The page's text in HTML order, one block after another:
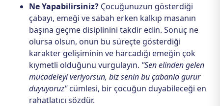
Ne Yapabilirsiniz? Çocuğunuzun gösterdiği
çabayı, emeği ve sabah erken kalkıp masanın
başına geçme disiplinini takdir edin. Sonuç ne
olursa olsun, onun bu süreçte gösterdiği
karakter gelişiminin ve harcadığı emeğin çok
kıymetli olduğunu vurgulayın. "Sen elinden gelen
mücadeleyi veriyorsun, biz senin bu çabanla gurur
duyuyoruz"cümlesi, bir çocuğun duyabileceği en
rahatlatıcı sözdür.